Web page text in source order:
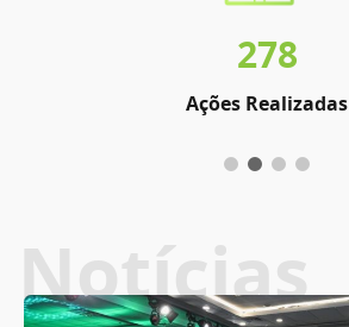
278
Ações Realizadas
Notícias